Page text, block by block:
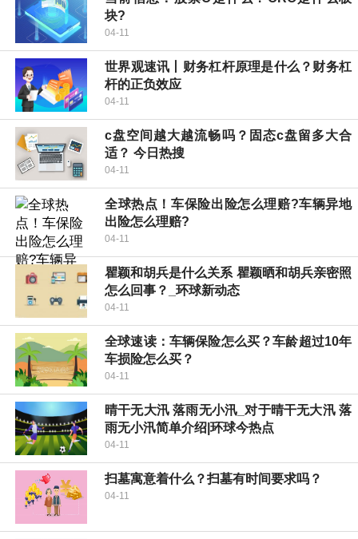
块?
04-11
世界观速讯丨财务杠杆原理是什么？财务杠
杆的正负效应
04-11
c盘空间越大越流畅吗？固态c盘留多大合
适？ 今日热搜
04-11
全球热点！车保险出险怎么理赔?车辆异地
出险怎么理赔?
04-11
瞿颖和胡兵是什么关系 瞿颖晒和胡兵亲密照
怎么回事？_环球新动态
04-11
全球速读：车辆保险怎么买？车龄超过10年
车损险怎么买？
04-11
晴干无大汛 落雨无小汛_对于晴干无大汛 落
雨无小汛简单介绍|环球今热点
04-11
扫墓寓意着什么？扫墓有时间要求吗？
04-11